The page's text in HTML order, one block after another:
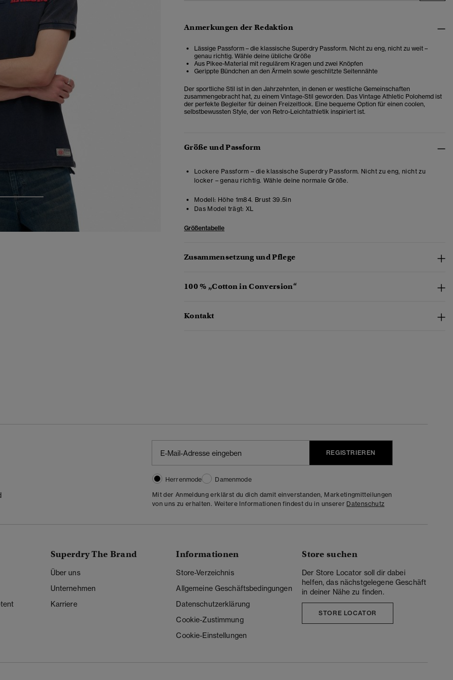
3
Anmerkungen der Redaktion
Lässige Passform – die klassische Superdry Passform. Nicht zu eng, nicht zu weit –
genau richtig. Wähle deine übliche Größe
Aus Pikee-Material mit regulärem Kragen und zwei Knöpfen
Gerippte Bündchen an den Ärmeln sowie geschlitzte Seitennähte
Der sportliche Stil ist in den Jahrzehnten, in denen er westliche Gemeinschaften
zusammengebracht hat, zu einem Vintage-Stil geworden. Das Vintage Athletic Polohemd ist
der perfekte Begleiter für deinen Freizeitlook. Eine bequeme Option für einen coolen,
selbstbewussten Style, der von Retro-Leichtathletik inspiriert ist.
Größe und Passform
Lockere Passform – die klassische Superdry Passform. Nicht zu eng, nicht zu
locker – genau richtig. Wähle deine normale Größe.
Modell: Höhe 1m84. Brust 39.5in
Das Model trägt: XL
Größentabelle
Zusammensetzung und Pflege
100 % „Cotton in Conversion“
Kontakt
REGISTRIEREN
Herrenmode
Damenmode
Mit der Anmeldung erklärst du dich damit einverstanden, Marketingmitteilungen
von uns zu erhalten. Weitere Informationen findest du in unserer Datenschutz
Superdry The Brand
Über uns
Unternehmen
Karriere
Informationen
Store-Verzeichnis
Allgemeine Geschäftsbedingungen
Datenschutzerklärung
Cookie-Zustimmung
Cookie-Einstellungen
Store suchen
Der Store Locator soll dir dabei
helfen, das nächstgelegene Geschäft
in deiner Nähe zu finden.
STORE LOCATOR